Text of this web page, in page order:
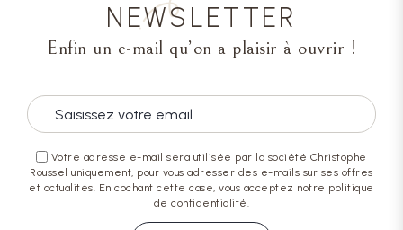
NEWSLETTER
Enfin un e-mail qu’on a plaisir à ouvrir !
Votre adresse e-mail sera utilisée par la société Christophe
Roussel uniquement, pour vous adresser des e-mails sur ses offres
et actualités. En cochant cette case, vous acceptez notre politique
de confidentialité.